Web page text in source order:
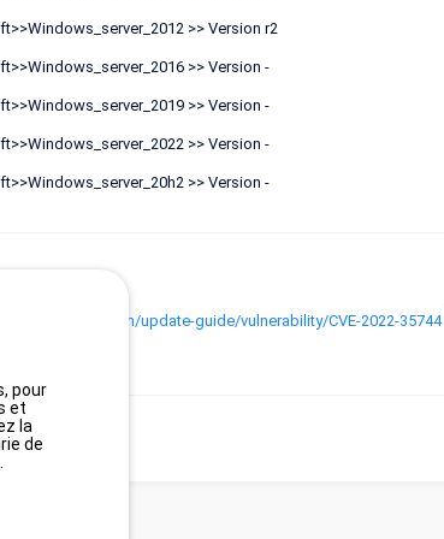
>> Version r2
>> Version -
>> Version -
>> Version -
>> Version -
update-guide/vulnerability/CVE-2022-35744
pour
et
la
de